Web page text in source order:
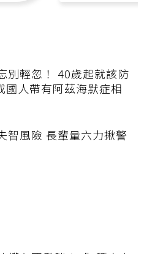
別輕忽！ 40歲起就該防
國人帶有阿茲海默症相
智風險 長輩量六力揪警